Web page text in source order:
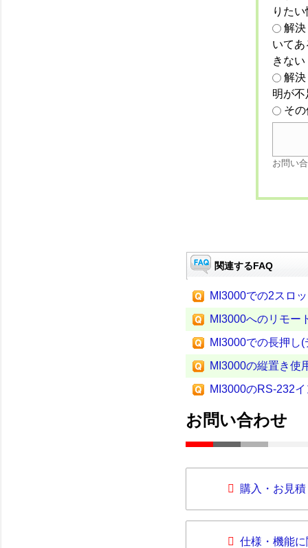
りた
解
いて
きない
解
明が
そ
お問い
関連するFAQ
MI3000での2スロ
MI3000へのリモー
MI3000での長押し
MI3000の縦置き使
MI3000のRS-232
お問い合わせ
購入・お見
仕様・機能